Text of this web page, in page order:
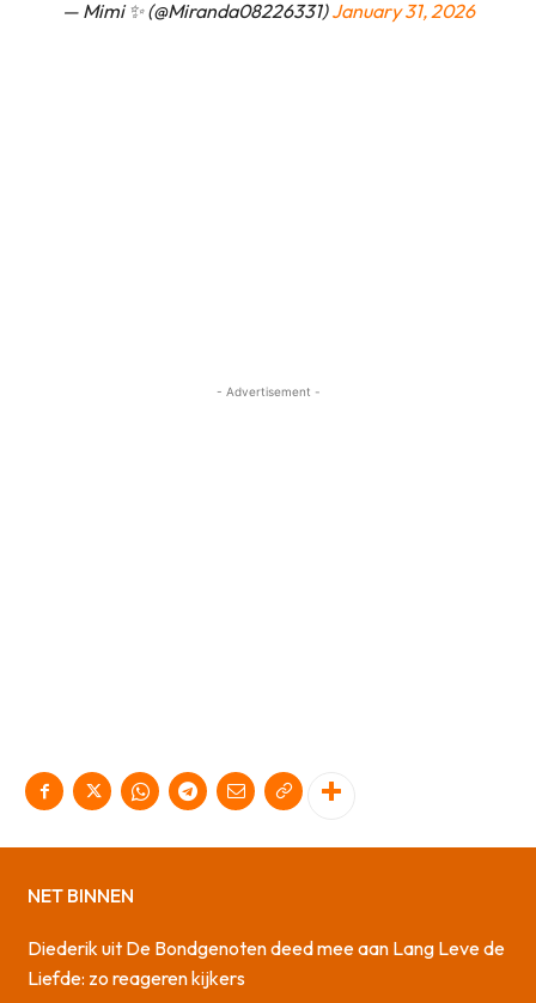
— Mimi ✨ (@Miranda08226331)January 31, 2026
- Advertisement -
NET BINNEN
Diederik uit De Bondgenoten deed mee aan Lang Leve de
Liefde: zo reageren kijkers